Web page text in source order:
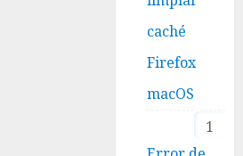
caché
Firefox
macOS
1